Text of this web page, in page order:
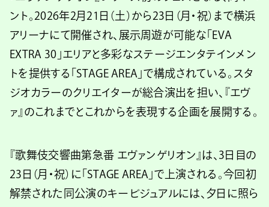
ント。2026年2月21日（土）から23日（月・祝）まで横浜
アリーナにて開催され、展示周遊が可能な「EVA
EXTRA 30」エリアと多彩なステージエンタテインメン
トを提供する「STAGE AREA」で構成されている。スタ
ジオカラーのクリエイターが総合演出を担い、『エヴ
ァ』のこれまでとこれからを表現する企画を展開する。
『歌舞伎交響曲第急番 エヴァンゲリオン』は、3日目の
23日（月・祝）に「STAGE AREA」で上演される。今回初
解禁された同公演のキービジュアルには、夕日に照ら